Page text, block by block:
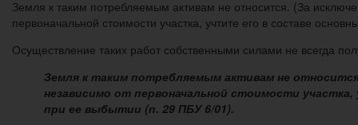
Земля к таким потребляемым активам не относится. (За
первоначальной стоимости участка, учтите его в составе
Осуществление таких работ собственными силами не всегда
Земля к таким потребляемым активам не
независимо от первоначальной стоимости
при ее выбытии (п. 29 ПБУ 6/01).